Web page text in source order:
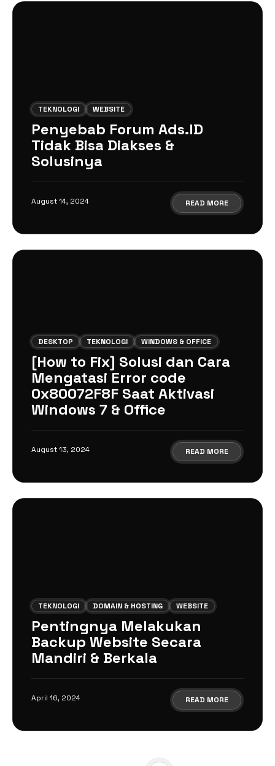
TEKNOLOGI WEBSITE
Penyebab Forum Ads.ID
Tidak Bisa Diakses &
Solusinya
August 14, 2024 READ MORE
DESKTOP TEKNOLOGI WINDOWS & OFFICE
[How to Fix] Solusi dan Cara
Mengatasi Error code
0x80072F8F Saat Aktivasi
Windows 7 & Office
August 13, 2024 READ MORE
TEKNOLOGI DOMAIN & HOSTING WEBSITE
Pentingnya Melakukan
Backup Website Secara
Mandiri & Berkala
April 16, 2024 READ MORE